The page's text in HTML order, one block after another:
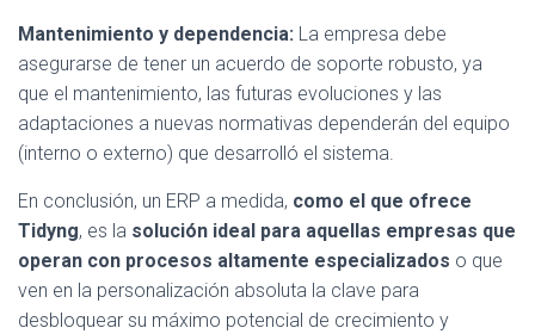
Mantenimiento y dependencia: La empresa debe
asegurarse de tener un acuerdo de soporte robusto, ya
que el mantenimiento, las futuras evoluciones y las
adaptaciones a nuevas normativas dependerán del equipo
(interno o externo) que desarrolló el sistema.
En conclusión, un ERP a medida, como el que ofrece
Tidyng, es la solución ideal para aquellas empresas que
operan con procesos altamente especializados o que
ven en la personalización absoluta la clave para
desbloquear su máximo potencial de crecimiento y